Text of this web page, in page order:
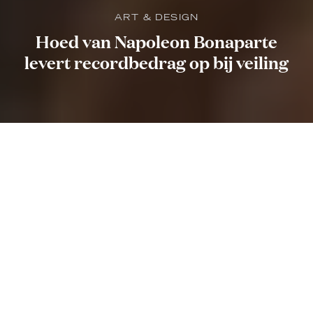
ART & DESIGN
Hoed van Napoleon Bonaparte
levert recordbedrag op bij veiling